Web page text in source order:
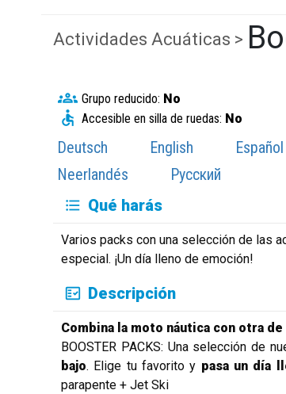
Actividades Acuáticas >
Grupo reducido: No
Accesible en silla de ruedas: No
Deutsch English Español
Neerlandés
Русский
Qué harás
Varios packs con una selección de las
especial. ¡Un día lleno de emoción!
Descripción
Combina la moto náutica con otra
BOOSTER PACKS: Una selección de
bajo. Elige tu favorito y pasa un día
parapente + Jet Ski